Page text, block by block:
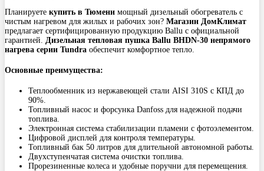
Планируете купить в Тюмени мощный дизельный обогреватель с
чистым нагревом для жилых и рабочих зон? Магазин ДомКлимат
предлагает сертифицированную продукцию Ballu с официальной
гарантией. Дизельная тепловая пушка Ballu BHDN-30 непрямого
нагрева серии Tundra обеспечит комфортное тепло.
Основные преимущества:
Теплообменник из нержавеющей стали AISI 310S с КПД до
90%.
Топливный насос и форсунка Danfoss для надежной подачи
топлива.
Электронная система стабилизации пламени с фотоэлементом.
Цифровой дисплей для контроля температуры.
Топливный бак 50 литров для длительной автономной работы.
Двухступенчатая система очистки топлива.
Прорезиненные колеса и удобные поручни для перемещения.